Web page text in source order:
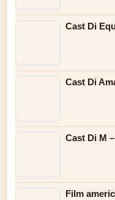
Cast Di
Cast Di
Cast Di M
Film